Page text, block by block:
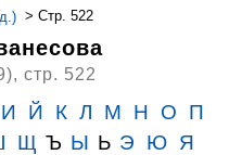
> Стр. 522
стр. 522
И Й К Л М Н О
П
Щ Ъ Ы Ь Э Ю Я